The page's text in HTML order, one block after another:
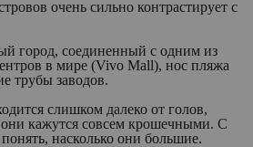
очень сильно контрастирует с
город, соединенный с одним из
в мире (Vivo Mall), нос пляжа
трубы заводов.
слишком далеко от голов,
кажутся совсем крошечными. С
насколько они большие.